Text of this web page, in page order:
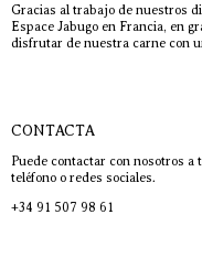
Gracias al trabajo de nuestros
Espace Jabugo en Francia, en
disfrutar de nuestra carne con
CONTACTA
Puede contactar con nosotros
teléfono o redes sociales.
+34 91 507 98 61